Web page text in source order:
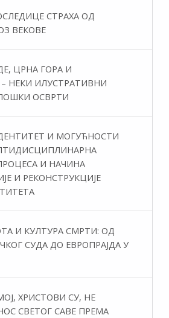
СТРАХА ОД
ВЕКОВЕ
ЦРНА ГОРА И
НЕКИ ИЛУСТРАТИВНИ
ОСВРТИ
И МОГУЋНОСТИ
И НАЧИНА
И РЕКОНСТРУКЦИЈЕ
И КУЛТУРА СМРТИ: ОД
СУДА ДО ЕВРОПРАЈДА У
ХРИСТОВИ СУ, НЕ
СВЕТОГ САВЕ ПРЕМА